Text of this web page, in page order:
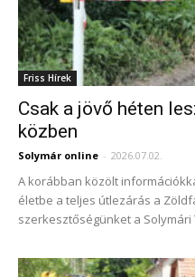
Friss Hírek
Csak a jövő héten
közben
Solymár online - 2026.07.02.
A korábban közölt
életbe a teljes útlezárás a
szerkesztőségünket a